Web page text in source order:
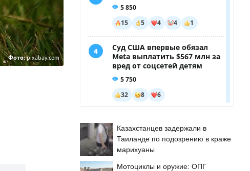
Фото:pixabay.com
Казахстанцев задержали в
Таиланде по подозрению в краже
марихуаны
Мотоциклы и оружие: ОПГ